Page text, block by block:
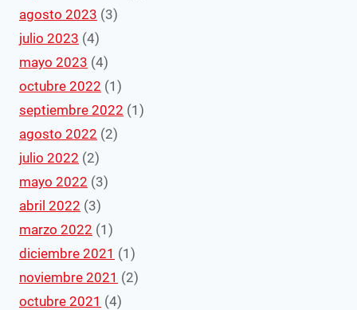
agosto 2023 (3)
julio 2023 (4)
mayo 2023 (4)
octubre 2022 (1)
septiembre 2022 (1)
agosto 2022 (2)
julio 2022 (2)
mayo 2022 (3)
abril 2022 (3)
marzo 2022 (1)
diciembre 2021 (1)
noviembre 2021 (2)
octubre 2021 (4)